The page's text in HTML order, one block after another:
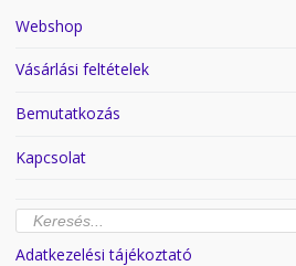
Webshop
Vásárlási feltételek
Bemutatkozás
Kapcsolat
Products
search
Adatkezelési tájékoztató